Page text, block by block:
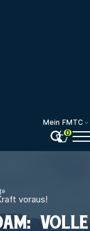
Mein FMTC
0
»
voraus!
VOLLE